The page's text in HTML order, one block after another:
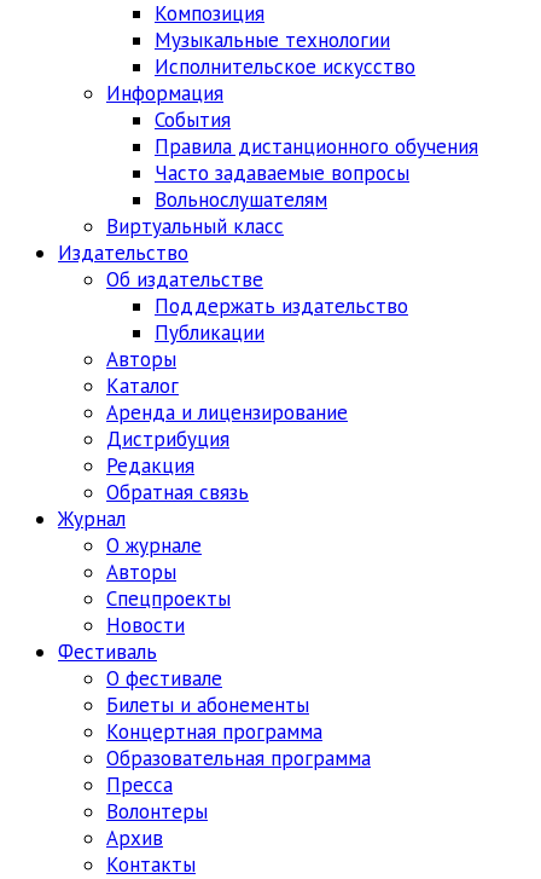
Композиция
Музыкальные технологии
Исполнительское искусство
Информация
События
Правила дистанционного обучения
Часто задаваемые вопросы
Вольнослушателям
Виртуальный класс
Издательство
Об издательстве
Поддержать издательство
Публикации
Авторы
Каталог
Аренда и лицензирование
Дистрибуция
Редакция
Обратная связь
Журнал
О журнале
Авторы
Спецпроекты
Новости
Фестиваль
О фестивале
Билеты и абонементы
Концертная программа
Образовательная программа
Пресса
Волонтеры
Архив
Контакты